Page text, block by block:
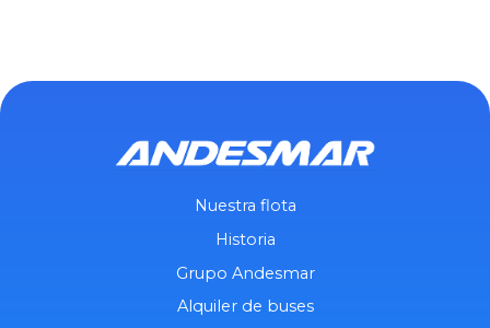
Nuestra flota
Historia
Grupo Andesmar
Alquiler de buses